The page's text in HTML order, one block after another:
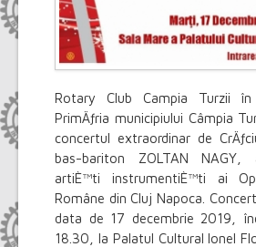
Rotary Club Campia Turzii
PrimÄƒria municipiului Câmpia
concertul extraordinar de
bas-bariton ZOLTAN NAGY,
artiÈ™ti instrumentiÈ™ti ai
Române din Cluj Napoca.
data de 17 decembrie 2019,
18.30, la Palatul Cultural Ionel